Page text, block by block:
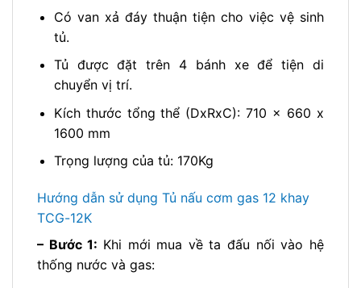
Có van xả đáy thuận tiện cho việc vệ sinh
tủ.
Tủ được đặt trên 4 bánh xe để tiện di
chuyển vị trí.
Kích thước tổng thể (DxRxC): 710 x 660 x
1600 mm
Trọng lượng của tủ: 170Kg
Hướng dẫn sử dụng Tủ nấu cơm gas 12 khay
TCG-12K
– Bước 1: Khi mới mua về ta đấu nối vào hệ
thống nước và gas: